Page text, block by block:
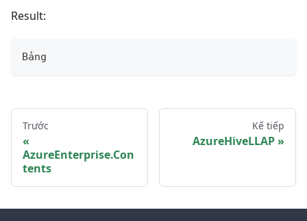
Result:
Bảng
Trước
AzureEnterprise.Con
tents
Kế tiếp
AzureHiveLLAP